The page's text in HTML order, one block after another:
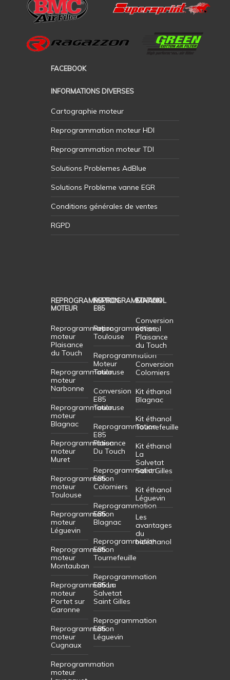
FACEBOOK
INFORMATIONS DIVERSES
Cartographie moteur
Reprogrammation moteur HDI
Reprogrammation moteur TDI
Solutions Problemes AdBlue
Solutions Probleme vanne EGR
Conditions générales de ventes
RGPD
REPROGRAMMATION
MOTEUR
Reprogrammation
moteur
Plaisance
du Touch
Reprogrammation
moteur
Narbonne
Reprogrammation
moteur
Blagnac
Reprogrammation
moteur
Muret
Reprogrammation
moteur
Toulouse
Reprogrammation
moteur
Léguevin
Reprogrammation
moteur
Montauban
Reprogrammation
moteur
Portet sur
Garonne
Reprogrammation
moteur
Cugnaux
Reprogrammation
moteur
REPROGRAMMATION
E85
Reprogrammation
Toulouse
Reprogrammation
Moteur
Toulouse
Conversion
E85
Toulouse
Reprogrammation
E85
Plaisance
Du Touch
Reprogrammation
E85
Colomiers
Reprogrammation
E85
Blagnac
Reprogrammation
E85
Tournefeuille
Reprogrammation
E85 La
Salvetat
Saint Gilles
Reprogrammation
E85
Léguevin
ETHANOL
Conversion
éthanol
Plaisance
du Touch
Conversion
Colomiers
Kit éthanol
Blagnac
Kit éthanol
Tournefeuille
Kit éthanol
La
Salvetat
Saint Gilles
Kit éthanol
Léguevin
Les
avantages
du
bioéthanol